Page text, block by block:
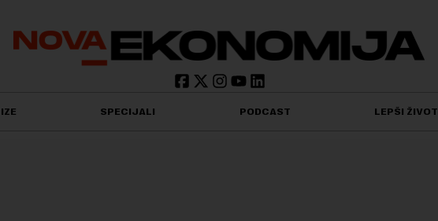
SPECIJALI PODCAST LEPŠI ŽIVOT